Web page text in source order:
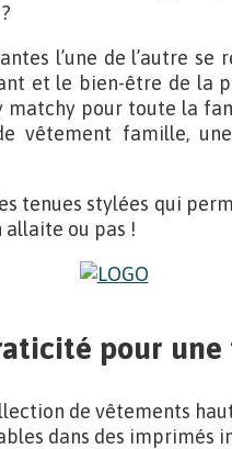
l’une de l’autre
et le bien-être de la
matchy pour toute la
vêtement famille,
tenues stylées qui
allaite ou pas !
pour
de vêtements
dans des imprimés